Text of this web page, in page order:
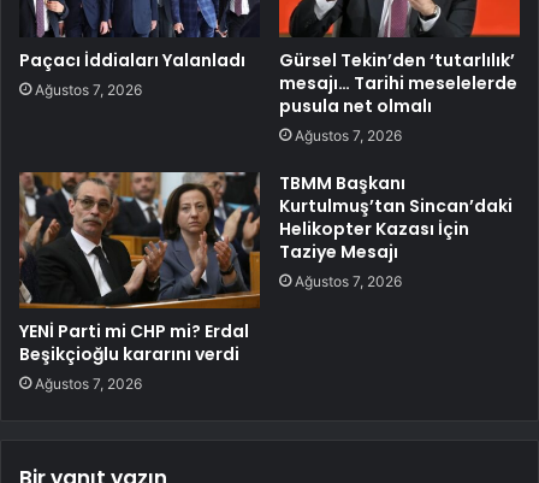
Paçacı İddiaları Yalanladı
Ağustos 7, 2026
Gürsel Tekin’den ‘tutarlılık’
mesajı… Tarihi meselelerde
pusula net olmalı
Ağustos 7, 2026
YENİ Parti mi CHP mi? Erdal
Beşikçioğlu kararını verdi
Ağustos 7, 2026
TBMM Başkanı
Kurtulmuş’tan Sincan’daki
Helikopter Kazası İçin
Taziye Mesajı
Ağustos 7, 2026